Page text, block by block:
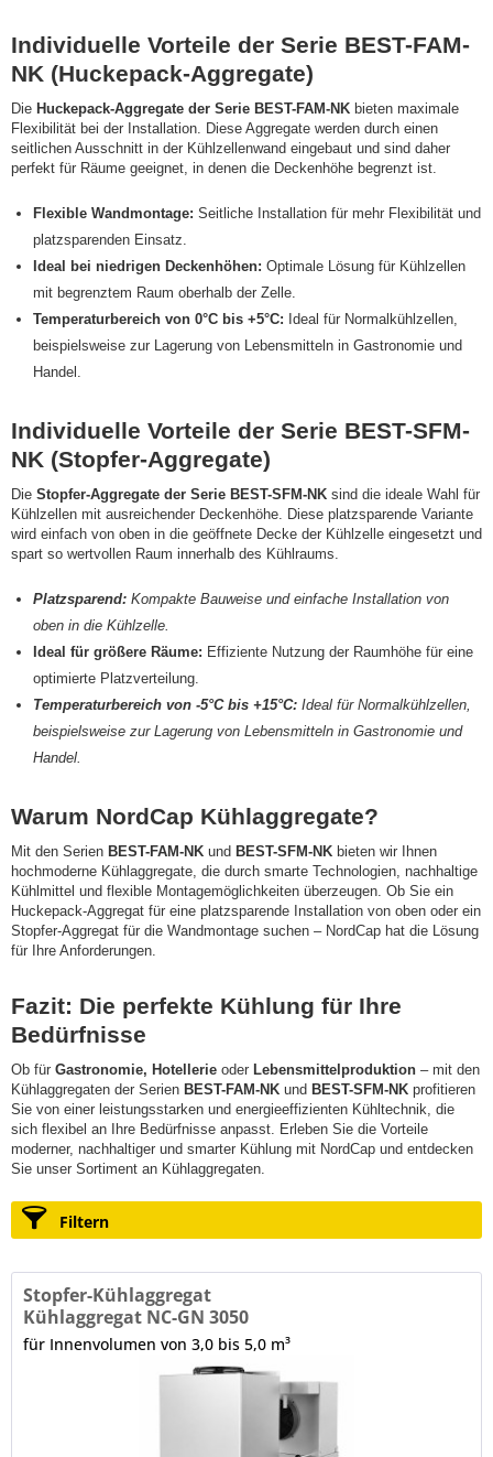
Individuelle Vorteile der Serie BEST-FAM-
NK (Huckepack-Aggregate)
Die Huckepack-Aggregate der Serie BEST-FAM-NK bieten maximale
Flexibilität bei der Installation. Diese Aggregate werden durch einen
seitlichen Ausschnitt in der Kühlzellenwand eingebaut und sind daher
perfekt für Räume geeignet, in denen die Deckenhöhe begrenzt ist.
Flexible Wandmontage: Seitliche Installation für mehr Flexibilität und
platzsparenden Einsatz.
Ideal bei niedrigen Deckenhöhen: Optimale Lösung für Kühlzellen
mit begrenztem Raum oberhalb der Zelle.
Temperaturbereich von 0°C bis +5°C: Ideal für Normalkühlzellen,
beispielsweise zur Lagerung von Lebensmitteln in Gastronomie und
Handel.
Individuelle Vorteile der Serie BEST-SFM-
NK (Stopfer-Aggregate)
Die Stopfer-Aggregate der Serie BEST-SFM-NK sind die ideale Wahl für
Kühlzellen mit ausreichender Deckenhöhe. Diese platzsparende Variante
wird einfach von oben in die geöffnete Decke der Kühlzelle eingesetzt und
spart so wertvollen Raum innerhalb des Kühlraums.
Platzsparend: Kompakte Bauweise und einfache Installation von
oben in die Kühlzelle.
Ideal für größere Räume: Effiziente Nutzung der Raumhöhe für eine
optimierte Platzverteilung.
Temperaturbereich von -5°C bis +15°C: Ideal für Normalkühlzellen,
beispielsweise zur Lagerung von Lebensmitteln in Gastronomie und
Handel.
Warum NordCap Kühlaggregate?
Mit den Serien BEST-FAM-NK und BEST-SFM-NK bieten wir Ihnen
hochmoderne Kühlaggregate, die durch smarte Technologien, nachhaltige
Kühlmittel und flexible Montagemöglichkeiten überzeugen. Ob Sie ein
Huckepack-Aggregat für eine platzsparende Installation von oben oder ein
Stopfer-Aggregat für die Wandmontage suchen – NordCap hat die Lösung
für Ihre Anforderungen.
Fazit: Die perfekte Kühlung für Ihre
Bedürfnisse
Ob für Gastronomie, Hotellerie oder Lebensmittelproduktion – mit den
Kühlaggregaten der Serien BEST-FAM-NK und BEST-SFM-NK profitieren
Sie von einer leistungsstarken und energieeffizienten Kühltechnik, die
sich flexibel an Ihre Bedürfnisse anpasst. Erleben Sie die Vorteile
moderner, nachhaltiger und smarter Kühlung mit NordCap und entdecken
Sie unser Sortiment an Kühlaggregaten.
Filtern
Stopfer-Kühlaggregat
Kühlaggregat NC-GN 3050
für Innenvolumen von 3,0 bis 5,0 m³